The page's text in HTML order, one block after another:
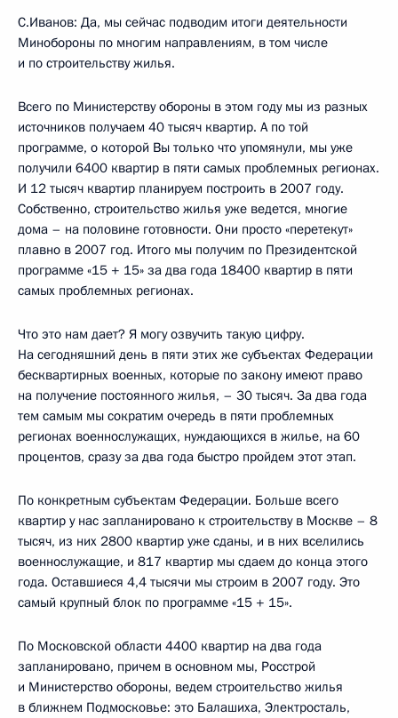
С.Иванов: Да, мы сейчас подводим итоги деятельности
Минобороны по многим направлениям, в том числе
и по строительству жилья.
Всего по Министерству обороны в этом году мы из разных
источников получаем 40 тысяч квартир. А по той
программе, о которой Вы только что упомянули, мы уже
получили 6400 квартир в пяти самых проблемных регионах.
И 12 тысяч квартир планируем построить в 2007 году.
Собственно, строительство жилья уже ведется, многие
дома – на половине готовности. Они просто «перетекут»
плавно в 2007 год. Итого мы получим по Президентской
программе «15 + 15» за два года 18400 квартир в пяти
самых проблемных регионах.
Что это нам дает? Я могу озвучить такую цифру.
На сегодняшний день в пяти этих же субъектах Федерации
бесквартирных военных, которые по закону имеют право
на получение постоянного жилья, – 30 тысяч. За два года
тем самым мы сократим очередь в пяти проблемных
регионах военнослужащих, нуждающихся в жилье, на 60
процентов, сразу за два года быстро пройдем этот этап.
По конкретным субъектам Федерации. Больше всего
квартир у нас запланировано к строительству в Москве – 8
тысяч, из них 2800 квартир уже сданы, и в них вселились
военнослужащие, и 817 квартир мы сдаем до конца этого
года. Оставшиеся 4,4 тысячи мы строим в 2007 году. Это
самый крупный блок по программе «15 + 15».
По Московской области 4400 квартир на два года
запланировано, причем в основном мы, Росстрой
и Министерство обороны, ведем строительство жилья
в ближнем Подмосковье: это Балашиха, Электросталь,